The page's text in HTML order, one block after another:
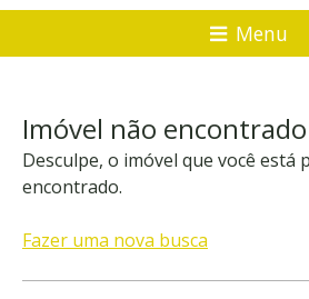
Menu
Imóvel não encontrado
Desculpe, o imóvel que você está
encontrado.
Fazer uma nova busca